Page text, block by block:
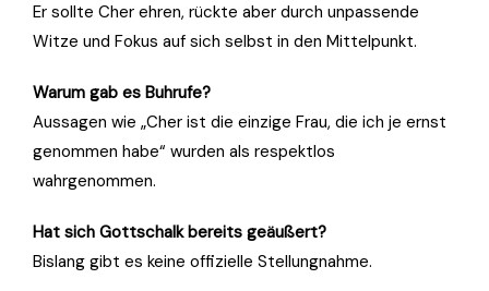
Er sollte Cher ehren, rückte aber durch unpassende
Witze und Fokus auf sich selbst in den Mittelpunkt.
Warum gab es Buhrufe?
Aussagen wie „Cher ist die einzige Frau, die ich je ernst
genommen habe“ wurden als respektlos
wahrgenommen.
Hat sich Gottschalk bereits geäußert?
Bislang gibt es keine offizielle Stellungnahme.